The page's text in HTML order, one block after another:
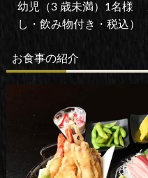
幼児（3 歳未満）1名様
し・飲み物付き・税込）
お食事の紹介